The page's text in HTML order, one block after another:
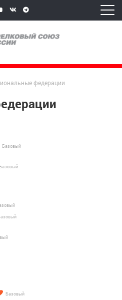
федерации
Базовый
Базовый
Базовый